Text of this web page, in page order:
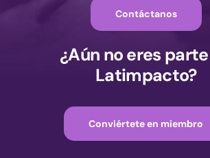
Contáctanos
¿Aún no eres
Latimpacto?
Conviértete en miembro